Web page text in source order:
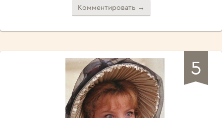
Комментировать →
5